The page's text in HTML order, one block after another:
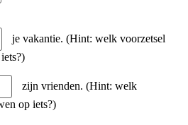
je vakantie. (Hint: welk voorzetsel
zijn vrienden. (Hint: welk
op iets?)